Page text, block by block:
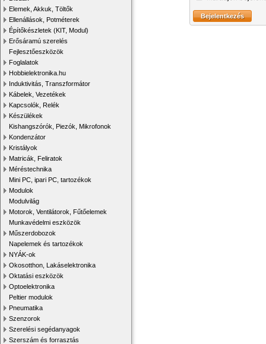
Elemek, Akkuk, Töltők
Ellenállások, Potméterek
Építőkészletek (KIT, Modul)
Erősáramú szerelés
Fejlesztőeszközök
Foglalatok
Hobbielektronika.hu
Induktivitás, Transzformátor
Kábelek, Vezetékek
Kapcsolók, Relék
Készülékek
Kishangszórók, Piezók, Mikrofonok
Kondenzátor
Kristályok
Matricák, Feliratok
Méréstechnika
Mini PC, ipari PC, tartozékok
Modulok
Modulvilág
Motorok, Ventilátorok, Fűtőelemek
Munkavédelmi eszközök
Műszerdobozok
Napelemek és tartozékok
NYÁK-ok
Okosotthon, Lakáselektronika
Oktatási eszközök
Optoelektronika
Peltier modulok
Pneumatika
Szenzorok
Szerelési segédanyagok
Szerszám és forrasztás